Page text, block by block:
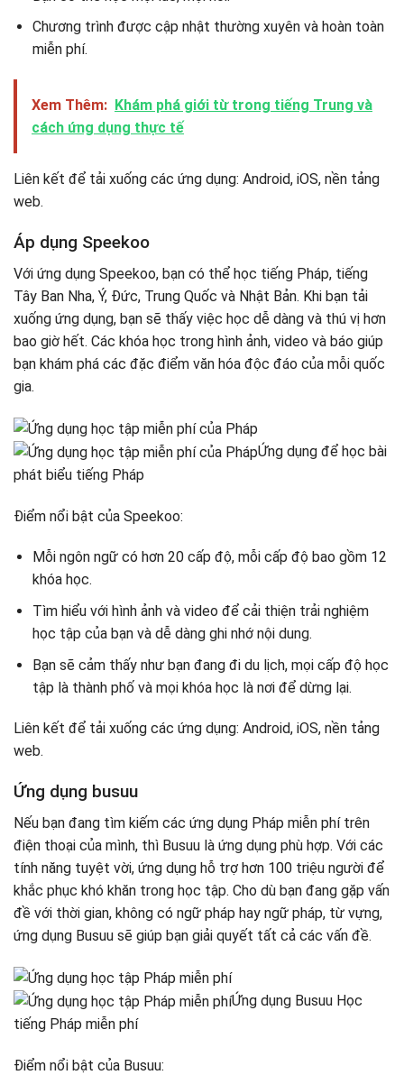
Chương trình được cập nhật thường xuyên và hoàn toàn
miễn phí.
Xem Thêm: Khám phá giới từ trong tiếng Trung và
cách ứng dụng thực tế
Liên kết để tải xuống các ứng dụng: Android, iOS, nền tảng
web.
Áp dụng Speekoo
Với ứng dụng Speekoo, bạn có thể học tiếng Pháp, tiếng
Tây Ban Nha, Ý, Đức, Trung Quốc và Nhật Bản. Khi bạn tải
xuống ứng dụng, bạn sẽ thấy việc học dễ dàng và thú vị hơn
bao giờ hết. Các khóa học trong hình ảnh, video và báo giúp
bạn khám phá các đặc điểm văn hóa độc đáo của mỗi quốc
gia.
Ứng dụng để học bài
phát biểu tiếng Pháp
Điểm nổi bật của Speekoo:
Mỗi ngôn ngữ có hơn 20 cấp độ, mỗi cấp độ bao gồm 12
khóa học.
Tìm hiểu với hình ảnh và video để cải thiện trải nghiệm
học tập của bạn và dễ dàng ghi nhớ nội dung.
Bạn sẽ cảm thấy như bạn đang đi du lịch, mọi cấp độ học
tập là thành phố và mọi khóa học là nơi để dừng lại.
Liên kết để tải xuống các ứng dụng: Android, iOS, nền tảng
web.
Ứng dụng busuu
Nếu bạn đang tìm kiếm các ứng dụng Pháp miễn phí trên
điện thoại của mình, thì Busuu là ứng dụng phù hợp. Với các
tính năng tuyệt vời, ứng dụng hỗ trợ hơn 100 triệu người để
khắc phục khó khăn trong học tập. Cho dù bạn đang gặp vấn
đề với thời gian, không có ngữ pháp hay ngữ pháp, từ vựng,
ứng dụng Busuu sẽ giúp bạn giải quyết tất cả các vấn đề.
Ứng dụng Busuu Học
tiếng Pháp miễn phí
Điểm nổi bật của Busuu: